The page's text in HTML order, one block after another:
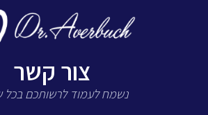
צור קשר
נשמח לעמוד לרשותכם בכל